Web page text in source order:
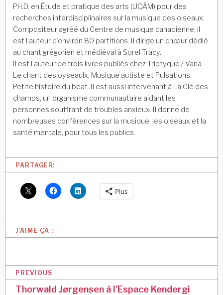
PH.D. en Étude et pratique des arts (UQÀM) pour des
recherches interdisciplinaires sur la musique des oiseaux.
Compositeur agréé du Centre de musique canadienne, il
est l’auteur d’environ 80 partitions. Il dirige un chœur dédié
au chant grégorien et médiéval à Sorel-Tracy.
Il est l’auteur de trois livres publiés chez Triptyque / Varia :
Le chant des oyseaulx, Musique autiste et Pulsations.
Petite histoire du beat. Il est aussi intervenant à La Clé des
champs, un organisme communautaire aidant les
personnes souffrant de troubles anxieux. Il donne de
nombreuses conférences sur la musique, les oiseaux et la
santé mentale, pour tous les publics.
PARTAGER:
Plus
J’AIME ÇA :
NPREVIOUS
Thorwald Jørgensen à l’Espace Kendergi